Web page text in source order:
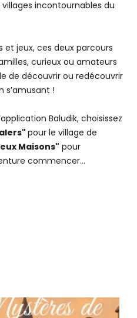
incontournables du
jeux, ces deux parcours
curieux ou amateurs
de découvrir ou redécouvrir
s’amusant !
Baludik, choisissez
pour le village de
Maisons" pour
commencer…